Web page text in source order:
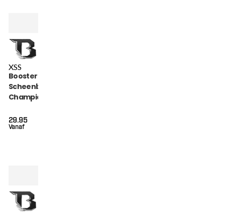
XSS
Booster Kickboks
Scheenbeschermers
Champion Black (SG
Vanaf
29.95